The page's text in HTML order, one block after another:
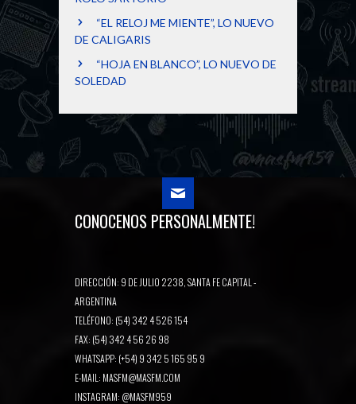
“EL RELOJ ME MIENTE”, LO NUEVO
DE CALIGARIS
“HOJA EN BLANCO”, LO NUEVO DE
SOLEDAD
CONOCENOS PERSONALMENTE!
DIRECCIÓN: 9 DE JULIO 2238, SANTA FE CAPITAL -
ARGENTINA
TELÉFONO: (54) 342 4 526 154
FAX: (54) 342 4 56 26 98
WHATSAPP: (+54) 9 342 5 165 95 9
E-MAIL: MASFM@MASFM.COM
INSTAGRAM: @MASFM959